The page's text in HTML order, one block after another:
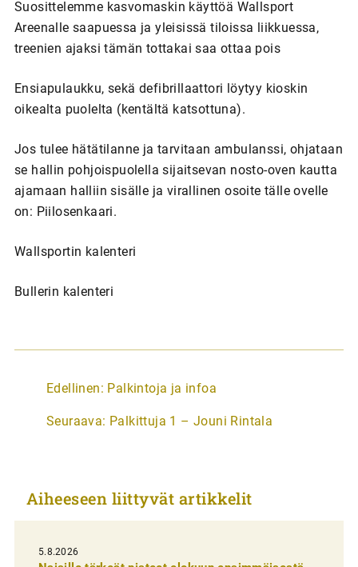
Suosittelemme kasvomaskin käyttöä Wallsport
Areenalle saapuessa ja yleisissä tiloissa liikkuessa,
treenien ajaksi tämän tottakai saa ottaa pois
Ensiapulaukku, sekä defibrillaattori löytyy kioskin
oikealta puolelta (kentältä katsottuna).
Jos tulee hätätilanne ja tarvitaan ambulanssi, ohjataan
se hallin pohjoispuolella sijaitsevan nosto-oven kautta
ajamaan halliin sisälle ja virallinen osoite tälle ovelle
on: Piilosenkaari.
Wallsportin kalenteri
Bullerin kalenteri
A
t
k
e
l
Edellinen: Palkintoja ja infoa
Seuraava: Palkittuja 1 – Jouni Rintala
Aiheeseen liittyvät artikkelit
5.8.2026